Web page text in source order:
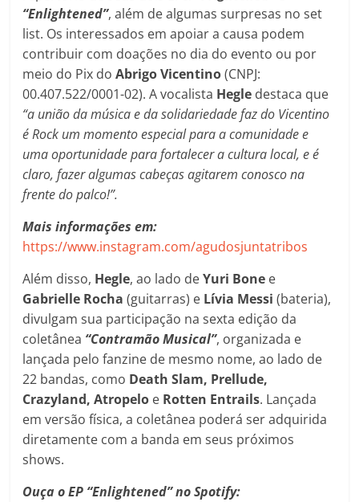
“Enlightened”, além de algumas surpresas no set
list. Os interessados em apoiar a causa podem
contribuir com doações no dia do evento ou por
meio do Pix doAbrigo Vicentino(CNPJ:
00.407.522/0001-02). A vocalista Hegle destaca que
“a união da música e da solidariedade faz do Vicentino
é Rock um momento especial para a comunidade e
uma oportunidade para fortalecer a cultura local, e é
claro, fazer algumas cabeças agitarem conosco na
frente do palco!”.
Mais informações em:
https://www.instagram.com/agudosjuntatribos
Além disso, Hegle, ao lado deYuri Bone e
Gabrielle Rocha (guitarras) e Lívia Messi (bateria),
divulgam sua participação na sexta edição da
coletânea “Contramão Musical”, organizada e
lançada pelo fanzine de mesmo nome, ao lado de
22 bandas, como Death Slam, Prellude,
Crazyland, Atropelo e Rotten Entrails. Lançada
em versão física, a coletânea poderá ser adquirida
diretamente com a banda em seus próximos
shows.
Ouça o EP “Enlightened” no Spotify: